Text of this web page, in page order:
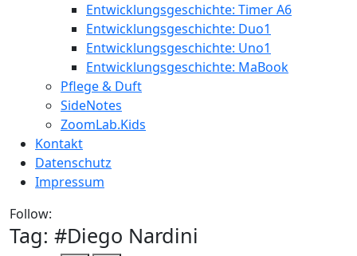
Entwicklungsgeschichte: Timer A6
Entwicklungsgeschichte: Duo1
Entwicklungsgeschichte: Uno1
Entwicklungsgeschichte: MaBook
Pflege & Duft
SideNotes
ZoomLab.Kids
Kontakt
Datenschutz
Impressum
Follow:
Tag: #Diego Nardini